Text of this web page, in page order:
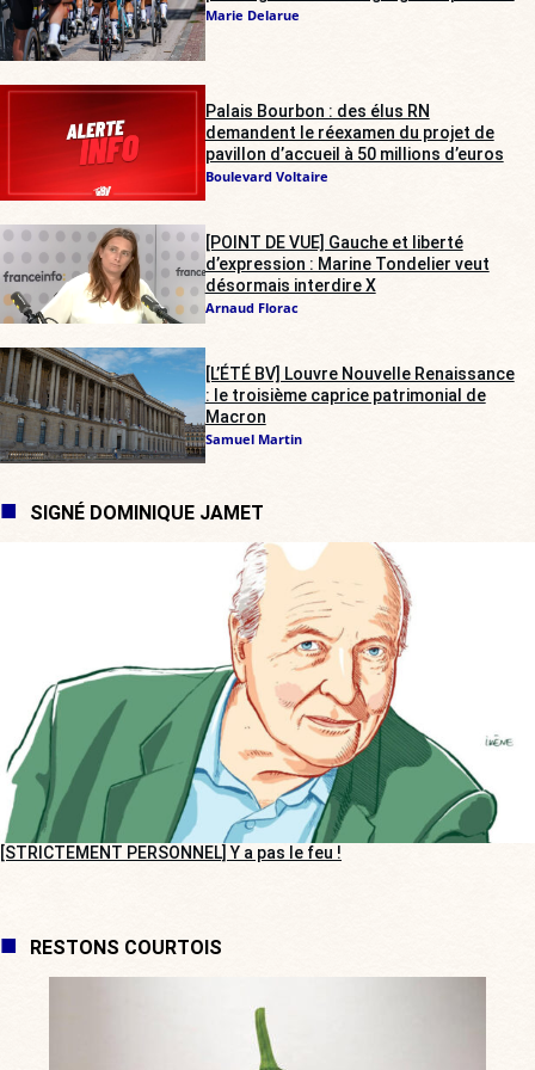
Marie Delarue
Palais Bourbon : des élus RN
demandent le réexamen du projet de
pavillon d’accueil à 50 millions d’euros
Boulevard Voltaire
[POINT DE VUE] Gauche et liberté
d’expression : Marine Tondelier veut
désormais interdire X
Arnaud Florac
[L’ÉTÉ BV] Louvre Nouvelle Renaissance
: le troisième caprice patrimonial de
Macron
Samuel Martin
SIGNÉ DOMINIQUE JAMET
[STRICTEMENT PERSONNEL] Y a pas le feu !
RESTONS COURTOIS